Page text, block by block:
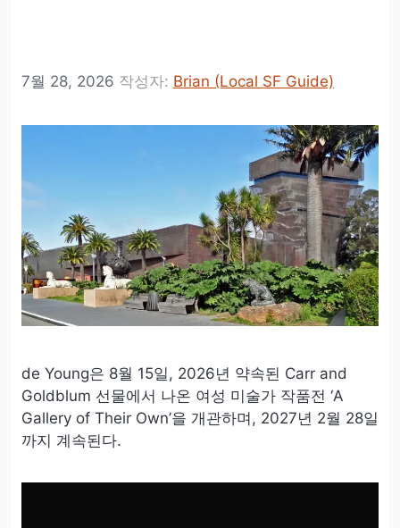
7월 28, 2026 작성자: Brian (Local SF Guide)
de Young은 8월 15일, 2026년 약속된 Carr and
Goldblum 선물에서 나온 여성 미술가 작품전 ‘A
Gallery of Their Own’을 개관하며, 2027년 2월 28일
까지 계속된다.